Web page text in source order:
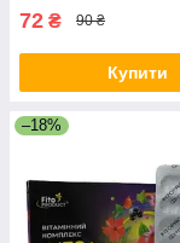
72 ₴ 90 ₴
Купити
–18%